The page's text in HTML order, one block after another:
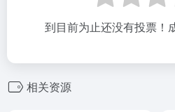
到目前为止还没有投票！
相关资源